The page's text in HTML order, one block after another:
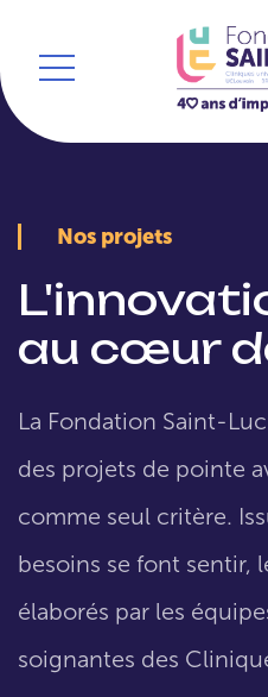
Nos projets
au cœur
La Fondation Saint-
des projets de pointe
comme seul critère.
besoins se font sentir,
élaborés par les
soignantes des